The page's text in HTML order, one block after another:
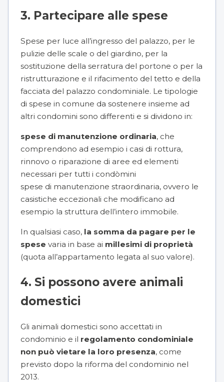
3. Partecipare alle spese
Spese per luce all’ingresso del palazzo, per le
pulizie delle scale o del giardino, per la
sostituzione della serratura del portone o per la
ristrutturazione e il rifacimento del tetto e della
facciata del palazzo condominiale. Le tipologie
di spese in comune da sostenere insieme ad
altri condomini sono differenti e si dividono in:
spese di manutenzione ordinaria, che
comprendono ad esempio i casi di rottura,
rinnovo o riparazione di aree ed elementi
necessari per tutti i condòmini
spese di manutenzione straordinaria, ovvero le
casistiche eccezionali che modificano ad
esempio la struttura dell’intero immobile.
In qualsiasi caso, la somma da pagare per le
spese varia in base ai millesimi di proprietà
(quota all’appartamento legata al suo valore).
4. Si possono avere animali
domestici
Gli animali domestici sono accettati in
condominio e il regolamento condominiale
non può vietare la loro presenza, come
previsto dopo la riforma del condominio nel
2013.